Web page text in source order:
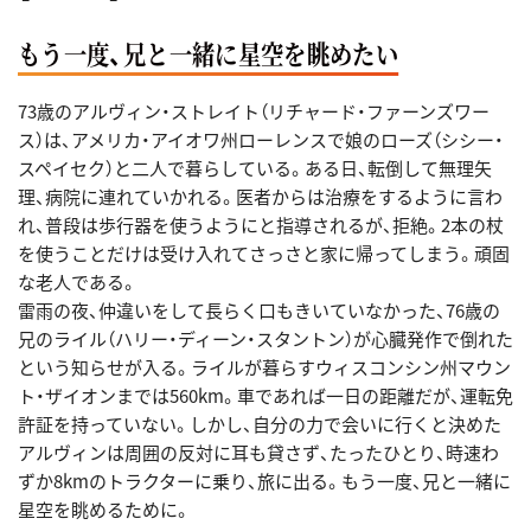
もう一度、兄と一緒に星空を眺めたい
73歳のアルヴィン・ストレイト（リチャード・ファーンズワー
ス）は、アメリカ・アイオワ州ローレンスで娘のローズ（シシー・
スペイセク）と二人で暮らしている。ある日、転倒して無理矢
理、病院に連れていかれる。医者からは治療をするように言わ
れ、普段は歩行器を使うようにと指導されるが、拒絶。2本の杖
を使うことだけは受け入れてさっさと家に帰ってしまう。頑固
な老人である。
雷雨の夜、仲違いをして長らく口もきいていなかった、76歳の
兄のライル（ハリー・ディーン・スタントン）が心臓発作で倒れた
という知らせが入る。ライルが暮らすウィスコンシン州マウン
ト・ザイオンまでは560km。車であれば一日の距離だが、運転免
許証を持っていない。しかし、自分の力で会いに行くと決めた
アルヴィンは周囲の反対に耳も貸さず、たったひとり、時速わ
ずか8kmのトラクターに乗り、旅に出る。もう一度、兄と一緒に
星空を眺めるために。